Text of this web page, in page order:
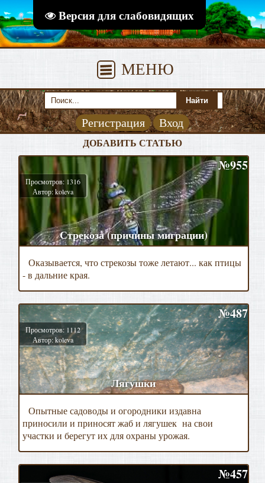
Версия для слабовидящих
МЕНЮ
Регистрация Вход
ДОБАВИТЬ СТАТЬЮ
№955
Просмотров: 1316
Автор: koleva
Стрекоза (причины миграции)
Оказывается, что стрекозы тоже летают... как птицы
- в дальние края.
№487
Просмотров: 1112
Автор: koleva
Лягушки
Опытные садоводы и огородники издавна
приносили и приносят жаб и лягушек на свои
участки и берегут их для охраны урожая.
№457